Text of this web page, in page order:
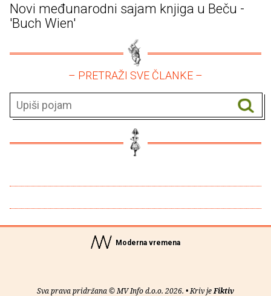
Novi međunarodni sajam knjiga u Beču -
'Buch Wien'
– PRETRAŽI SVE ČLANKE –
Moderna vremena
Sva prava pridržana © MV Info d.o.o. 2026. • Kriv jeFiktiv